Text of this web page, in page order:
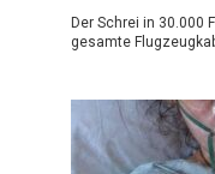
Der Schrei in 30.000
gesamte